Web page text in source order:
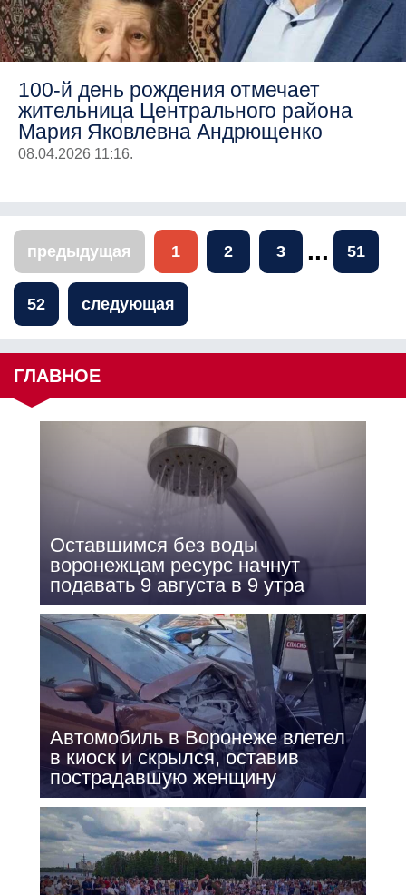
100-й день рождения отмечает
жительница Центрального района
Мария Яковлевна Андрющенко
08.04.2026 11:16.
предыдущая 1 2 3 ... 51
52 следующая
ГЛАВНОЕ
Оставшимся без воды
воронежцам ресурс начнут
подавать 9 августа в 9 утра
Автомобиль в Воронеже влетел
в киоск и скрылся, оставив
пострадавшую женщину